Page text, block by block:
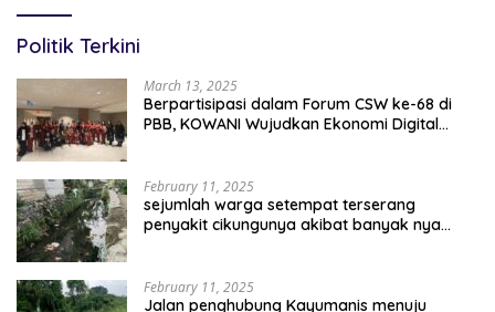
Politik Terkini
March 13, 2025
Berpartisipasi dalam Forum CSW ke-68 di
PBB, KOWANI Wujudkan Ekonomi Digital
February 11, 2025
sejumlah warga setempat terserang
penyakit cikungunya akibat banyak nya
February 11, 2025
Jalan penghubung Kayumanis menuju